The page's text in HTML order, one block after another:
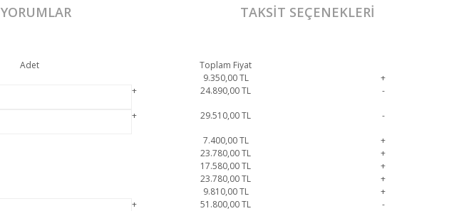
YORUMLAR TAKSIT SEÇENEKLERI
Adet
Toplam Fiyat
9.350,00TL
+
+ 24.890,00TL -
+ 29.510,00TL -
7.400,00TL
+
23.780,00TL
+
17.580,00TL
+
23.780,00TL
+
9.810,00TL
+
+ 51.800,00TL -